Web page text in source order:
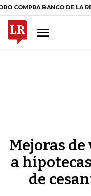
BANCO DE LA REPÚBLICA
Mejoras
a
de